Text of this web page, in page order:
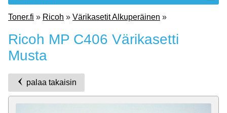
Toner.fi » Ricoh » Värikasetit Alkuperäinen »
Ricoh MP C406 Värikasetti
Musta
palaa takaisin